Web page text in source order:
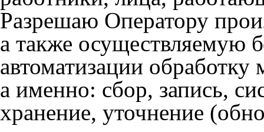
Разрешаю Оператору
а также осуществляемую
автоматизации
а именно: сбор, запись,
хранение, уточнение